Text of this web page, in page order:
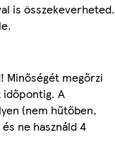
is összekeverheted.
Minőségét megőrzi
A
(nem hűtőben,
ne használd 4